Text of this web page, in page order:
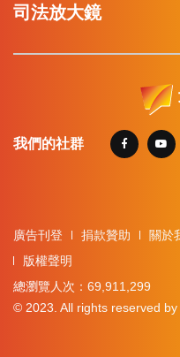
司法放大鏡
我們的社群
廣告刊登 捐款贊助 關於
版權聲明
總瀏覽人次：69,911,299
© 2023. All rights reserved by